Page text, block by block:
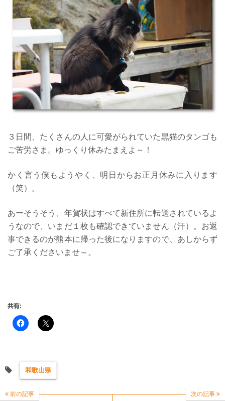
３日間、たくさんの人に可愛がられていた黒猫のタンゴも
ご苦労さま。ゆっくり休みたまえよ～！
かく言う僕もようやく、明日からお正月休みに入ります
（笑）。
あーそうそう、年賀状はすべて新住所に転送されているよ
うなので、いまだ１枚も確認できていません（汗）。お返
事できるのが熊本に帰った後になりますので、あしからず
ご了承くださいませ～。
共有:
和歌山県
前の記事 次の記事